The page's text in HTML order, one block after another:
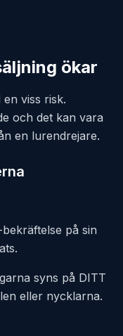
ökar
viss risk.
och det kan vara
en lurendrejare.
på sin
syns på DITT
eller nycklarna.